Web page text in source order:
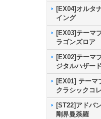
[EX04]オルタ
イング
[EX03]テーマ
ラゴンズロア
[EX02]テーマ
ジタルハザード
[EX01] テーマ
クラシックコ
[ST22]アドバ
剛界曼荼羅